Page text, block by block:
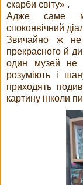
скарби світу» .
Адже саме
споконвічний
Звичайно ж
прекрасного й
один музей не
розуміють і
приходять
картину інколи